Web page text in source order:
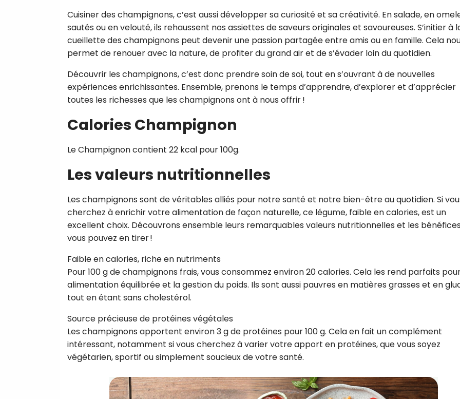
Cuisiner des champignons, c’est aussi développer sa curiosité et sa créativité. En salade, en
sautés ou en velouté, ils rehaussent nos assiettes de saveurs originales et savoureuses. S’initier à
cueillette des champignons peut devenir une passion partagée entre amis ou en famille. Cela
permet de renouer avec la nature, de profiter du grand air et de s’évader loin du quotidien.
Découvrir les champignons, c’est donc prendre soin de soi, tout en s’ouvrant à de nouvelles
expériences enrichissantes. Ensemble, prenons le temps d’apprendre, d’explorer et d’apprécier
toutes les richesses que les champignons ont à nous offrir !
Calories Champignon
Le Champignon contient 22 kcal pour 100g.
Les valeurs nutritionnelles
Les champignons sont de véritables alliés pour notre santé et notre bien-être au quotidien. Si
cherchez à enrichir votre alimentation de façon naturelle, ce légume, faible en calories, est un
excellent choix. Découvrons ensemble leurs remarquables valeurs nutritionnelles et les
vous pouvez en tirer !
Faible en calories, riche en nutriments
Pour 100 g de champignons frais, vous consommez environ 20 calories. Cela les rend parfaits
alimentation équilibrée et la gestion du poids. Ils sont aussi pauvres en matières grasses et en
tout en étant sans cholestérol.
Source précieuse de protéines végétales
Les champignons apportent environ 3 g de protéines pour 100 g. Cela en fait un complément
intéressant, notamment si vous cherchez à varier votre apport en protéines, que vous soyez
végétarien, sportif ou simplement soucieux de votre santé.
exercer vos droits, prenez connaissance de notreCharte
Confidentialité.